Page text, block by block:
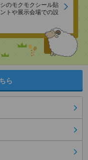
のモクモクシール貼
トや展示会場での設
ら